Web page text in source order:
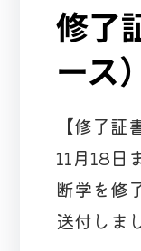
修了
ース）
【修了証
11月18日
断学を修
送付しま